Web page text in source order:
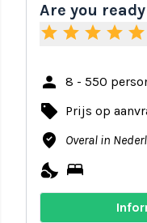
Are you ready
star star star star star
person 8 - 550
local_offer Prijs op
where_to_vote Overal in
nights_stay bed